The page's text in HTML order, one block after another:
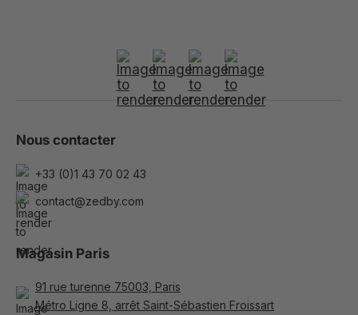
Nous contacter
+33 (0)1 43 70 02 43
contact@zedby.com
Magasin Paris
91 rue turenne 75003, Paris
Métro Ligne 8, arrêt Saint-Sébastien Froissart